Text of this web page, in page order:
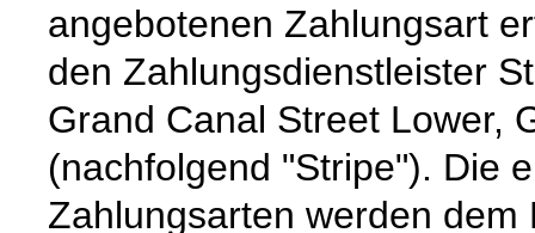
angebotenen Zahlungsart
den Zahlungsdienstleister
Grand Canal Street Lower,
(nachfolgend "Stripe"). Die
Zahlungsarten werden